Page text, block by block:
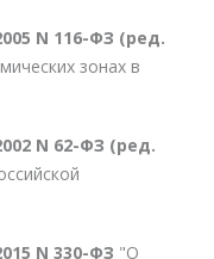
N 116-ФЗ (ред.
зонах в
N 62-ФЗ (ред.
N 330-ФЗ "О